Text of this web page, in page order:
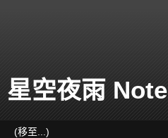
星空夜雨 Note